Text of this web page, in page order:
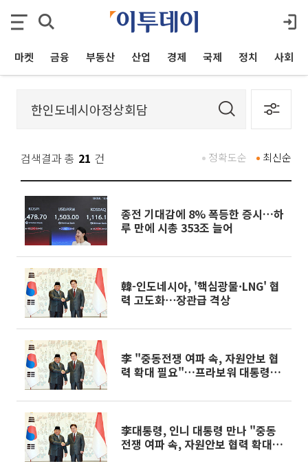
마켓 금융 부동산 산업 경제 국제 정치 사회
검색결과 총 21 건 최신순
정확도순
종전 기대감에 8% 폭등한 증시…하
루 만에 시총 353조 늘어
韓-인도네시아, '핵심광물·LNG' 협
력 고도화⋯장관급 격상
李 "중동전쟁 여파 속, 자원안보 협
력 확대 필요"…프라보워 대통령
李대통령, 인니 대통령 만나 "중동
전쟁 여파 속, 자원안보 협력 확대